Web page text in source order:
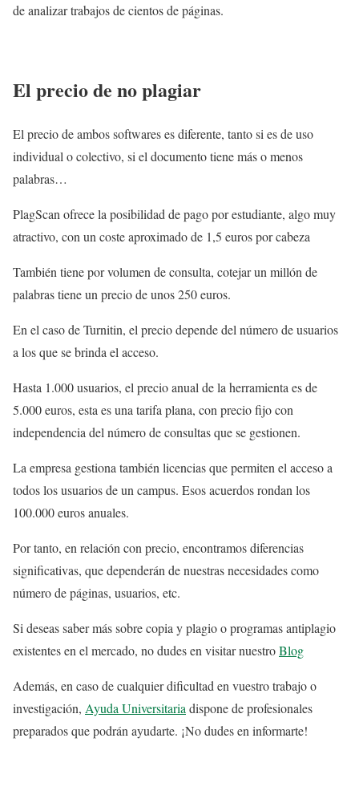
de analizar trabajos de cientos de páginas.
El precio de no plagiar
El precio de ambos softwares es diferente, tanto si es de uso
individual o colectivo, si el documento tiene más o menos
palabras…
PlagScan ofrece la posibilidad de pago por estudiante, algo muy
atractivo, con un coste aproximado de 1,5 euros por cabeza
También tiene por volumen de consulta, cotejar un millón de
palabras tiene un precio de unos 250 euros.
En el caso de Turnitin, el precio depende del número de usuarios
a los que se brinda el acceso.
Hasta 1.000 usuarios, el precio anual de la herramienta es de
5.000 euros, esta es una tarifa plana, con precio fijo con
independencia del número de consultas que se gestionen.
La empresa gestiona también licencias que permiten el acceso a
todos los usuarios de un campus. Esos acuerdos rondan los
100.000 euros anuales.
Por tanto, en relación con precio, encontramos diferencias
significativas, que dependerán de nuestras necesidades como
número de páginas, usuarios, etc.
Si deseas saber más sobre copia y plagio o programas antiplagio
existentes en el mercado, no dudes en visitar nuestroBlog
Además, en caso de cualquier dificultad en vuestro trabajo o
investigación, Ayuda Universitaria dispone de profesionales
preparados que podrán ayudarte. ¡No dudes en informarte!